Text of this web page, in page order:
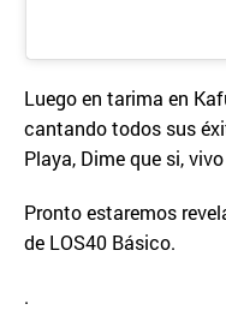
Luego en tarima en
cantando todos sus
Playa, Dime que si,
Pronto estaremos
de LOS40 Básico.
.